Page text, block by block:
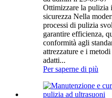
Ottimizzare la pulizia
sicurezza Nella
processi di pulizia
garantire efficienza,
conformità agli
attrezzature e i
adatti...
Per saperne di più